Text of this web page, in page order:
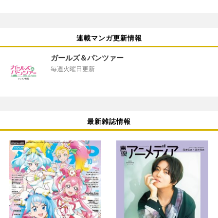
連載マンガ更新情報
ガールズ＆パンツァー
毎週火曜日更新
最新雑誌情報